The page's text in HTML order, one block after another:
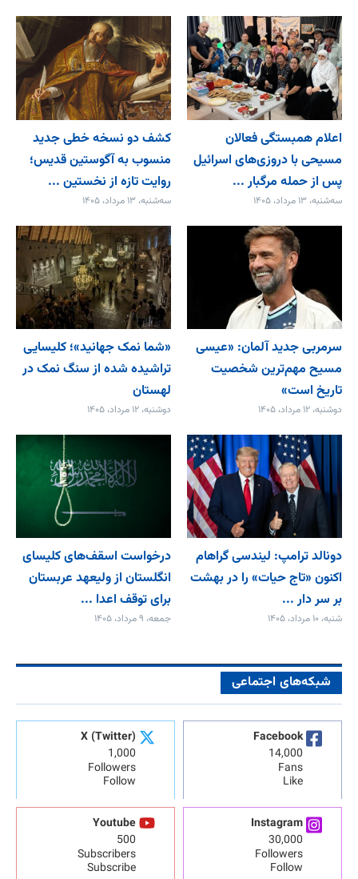
اعلام همبستگی فعالان
مسیحی با دروزی‌های اسرائیل
پس از حمله مرگبار ...
سه‌شنبه، ۱۳ مرداد، ۱۴۰۵
کشف دو نسخه خطی جدید
منسوب به آگوستین قدیس؛
روایت تازه از نخستین ...
سه‌شنبه، ۱۳ مرداد، ۱۴۰۵
سرمربی جدید آلمان: «عیسی
مسیح مهم‌ترین شخصیت
تاریخ است»
دوشنبه، ۱۲ مرداد، ۱۴۰۵
«شما نمک جهانید»؛ کلیسایی
تراشیده شده از سنگ نمک در
لهستان
دوشنبه، ۱۲ مرداد، ۱۴۰۵
دونالد ترامپ: لیندسی گراهام
اکنون «تاج حیات» را در بهشت
بر سر دار ...
شنبه، ۱۰ مرداد، ۱۴۰۵
درخواست اسقف‌های کلیسای
انگلستان از ولیعهد عربستان
برای توقف اعدا ...
جمعه، ۹ مرداد، ۱۴۰۵
شبکه‌های اجتماعی
Facebook
14,000
Fans
Like
X (Twitter)
1,000
Followers
Follow
Instagram
30,000
Followers
Follow
Youtube
500
Subscribers
Subscribe